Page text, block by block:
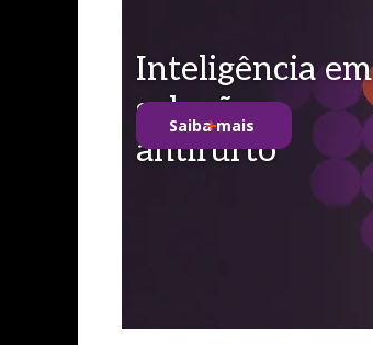
Inteligência em
soluções
antifurto
Saiba mais